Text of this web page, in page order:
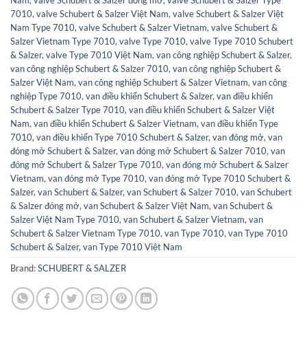
7010,valve Schubert & Salzer Việt Nam,valve Schubert & Salzer Việt
Nam Type 7010,valve Schubert & Salzer Vietnam,valve Schubert &
Salzer Vietnam Type 7010,valve Type 7010,valve Type 7010 Schubert
& Salzer,valve Type 7010 Việt Nam,van công nghiệp Schubert & Salzer,
van công nghiệp Schubert & Salzer 7010,van công nghiệp Schubert &
Salzer Việt Nam,van công nghiệp Schubert & Salzer Vietnam,van công
nghiệp Type 7010,van điều khiển Schubert & Salzer,van điều khiển
Schubert & Salzer Type 7010,van điều khiển Schubert & Salzer Việt
Nam,van điều khiển Schubert & Salzer Vietnam,van điều khiển Type
7010,van điều khiển Type 7010 Schubert & Salzer,van đóng mở,van
đóng mở Schubert & Salzer,van đóng mở Schubert & Salzer 7010,van
đóng mở Schubert & Salzer Type 7010,van đóng mở Schubert & Salzer
Vietnam,van đóng mở Type 7010,van đóng mở Type 7010 Schubert &
Salzer,van Schubert & Salzer,van Schubert & Salzer 7010,van Schubert
& Salzer đóng mở,van Schubert & Salzer Việt Nam,van Schubert &
Salzer Việt Nam Type 7010,van Schubert & Salzer Vietnam,van
Schubert & Salzer Vietnam Type 7010,van Type 7010,van Type 7010
Schubert & Salzer,van Type 7010 Việt Nam
Brand:SCHUBERT & SALZER